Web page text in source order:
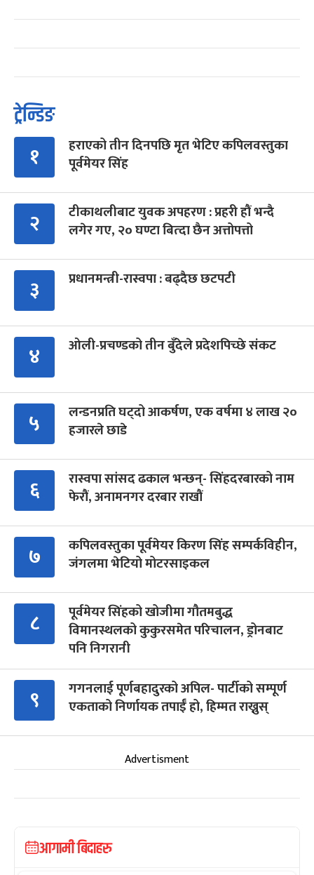
ट्रेन्डिङ
१
हराएको तीन दिनपछि मृत भेटिए कपिलवस्तुका
पूर्वमेयर सिंह
२
टीकाथलीबाट युवक अपहरण : प्रहरी हौं भन्दै
लगेर गए, २० घण्टा बित्दा छैन अत्तोपत्तो
३ प्रधानमन्त्री-रास्वपा : बढ्दैछ छटपटी
४ ओली-प्रचण्डको तीन बुँदेले प्रदेशपिच्छे संकट
५
लन्डनप्रति घट्दो आकर्षण, एक वर्षमा ४ लाख २०
हजारले छाडे
६
रास्वपा सांसद ढकाल भन्छन्- सिंहदरबारको नाम
फेरौं, अनामनगर दरबार राखौं
७
कपिलवस्तुका पूर्वमेयर किरण सिंह सम्पर्कविहीन,
जंगलमा भेटियो मोटरसाइकल
८
पूर्वमेयर सिंहको खोजीमा गौतमबुद्ध
विमानस्थलको कुकुरसमेत परिचालन, ड्रोनबाट
पनि निगरानी
९
गगनलाई पूर्णबहादुरको अपिल- पार्टीको सम्पूर्ण
एकताको निर्णायक तपाईँ हो, हिम्मत राख्नुस्
Advertisment
आगामी बिदाहरु